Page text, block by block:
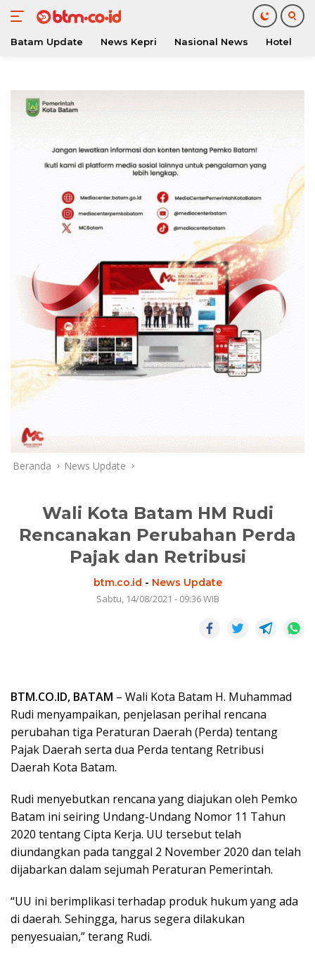
konten
Batam Update News Kepri Nasional News Hotel
Beranda News Update
Wali Kota Batam HM Rudi
Rencanakan Perubahan Perda
Pajak dan Retribusi
btm.co.id - News Update
Sabtu, 14/08/2021 - 09:36 WIB
BTM.CO.ID, BATAM – Wali Kota Batam H. Muhammad
Rudi menyampaikan, penjelasan perihal rencana
perubahan tiga Peraturan Daerah (Perda) tentang
Pajak Daerah serta dua Perda tentang Retribusi
Daerah Kota Batam.
Rudi menyebutkan rencana yang diajukan oleh Pemko
Batam ini seiring Undang-Undang Nomor 11 Tahun
2020 tentang Cipta Kerja. UU tersebut telah
diundangkan pada tanggal 2 November 2020 dan telah
dijabarkan dalam sejumah Peraturan Pemerintah.
“UU ini berimplikasi terhadap produk hukum yang ada
di daerah. Sehingga, harus segera dilakukan
penyesuaian,” terang Rudi.